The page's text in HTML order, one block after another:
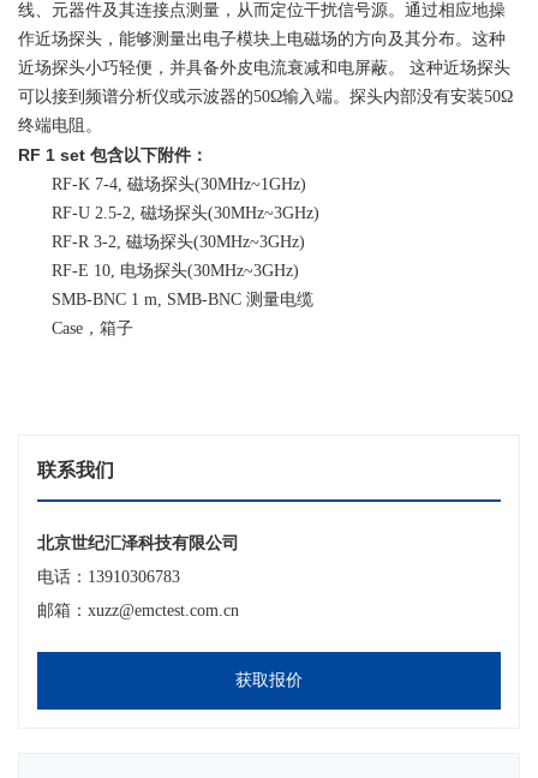
线、元器件及其连接点测量，从而定位干扰信号源。通过相应地操
作近场探头，能够测量出电子模块上电磁场的方向及其分布。这种
近场探头小巧轻便，并具备外皮电流衰减和电屏蔽。 这种近场探头
可以接到频谱分析仪或示波器的50Ω输入端。探头内部没有安装50Ω
终端电阻。
RF 1 set 包含以下附件：
RF-K 7-4, 磁场探头(30MHz~1GHz)
RF-U 2.5-2, 磁场探头(30MHz~3GHz)
RF-R 3-2, 磁场探头(30MHz~3GHz)
RF-E 10, 电场探头(30MHz~3GHz)
SMB-BNC 1 m, SMB-BNC 测量电缆
Case，箱子
联系我们
北京世纪汇泽科技有限公司
电话：13910306783
邮箱：xuzz@emctest.com.cn
获取报价